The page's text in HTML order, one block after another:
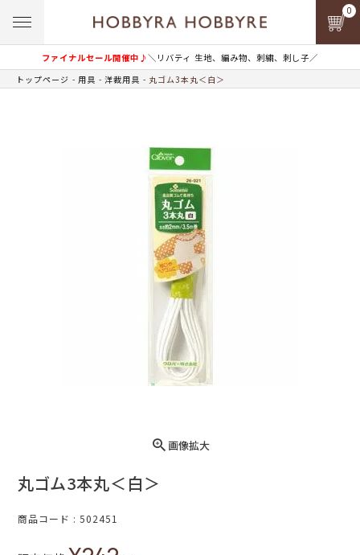
ファイナルセール開催中♪＼リバティ 生地、編み物、刺繍、刺し子／
0
トップページ 用具 洋裁用具 丸ゴム3本丸＜白＞
画像拡大
丸ゴム3本丸＜白＞
商品コード 502451